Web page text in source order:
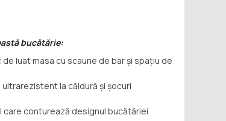
bucătărie:
de luat masa cu scaune de bar și spațiu de
la căldură și șocuri
conturează designul bucătăriei